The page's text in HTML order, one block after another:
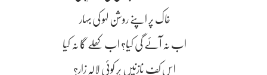
خاک پر اپنے روشن لہو کی بہار
اب نہ آئے گی کیا؟ اب کھِلے گا نہ کیا
اس کفِ نازنیں پر کوئی لالہ زار؟